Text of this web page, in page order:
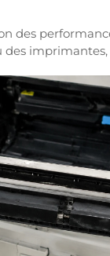
des
des
négligeant
composants les
tambour joue
toner vers le...